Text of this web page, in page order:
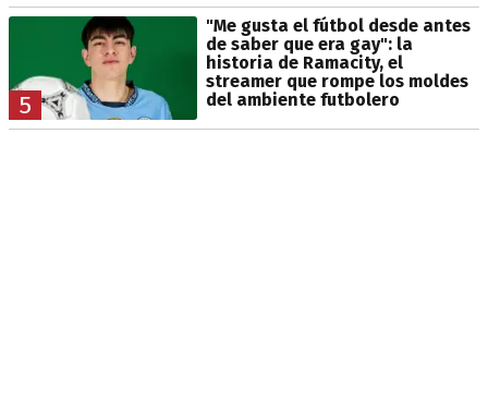
5
"Me gusta el fútbol desde antes
de saber que era gay": la
historia de Ramacity, el
streamer que rompe los moldes
del ambiente futbolero